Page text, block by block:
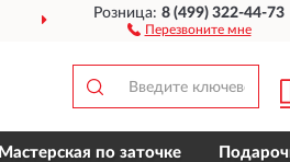
Розница:8 (499) 322-44-73
Перезвоните мне
Мастерская по заточке